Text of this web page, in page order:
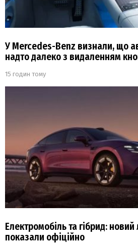
У Mercedes-Benz визнали, що
надто далеко з видаленням
15 годин тому
Електромобіль та гібрид:
показали офіційно